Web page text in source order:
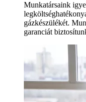
Munkatársaink
gázkészülékét.
garanciát